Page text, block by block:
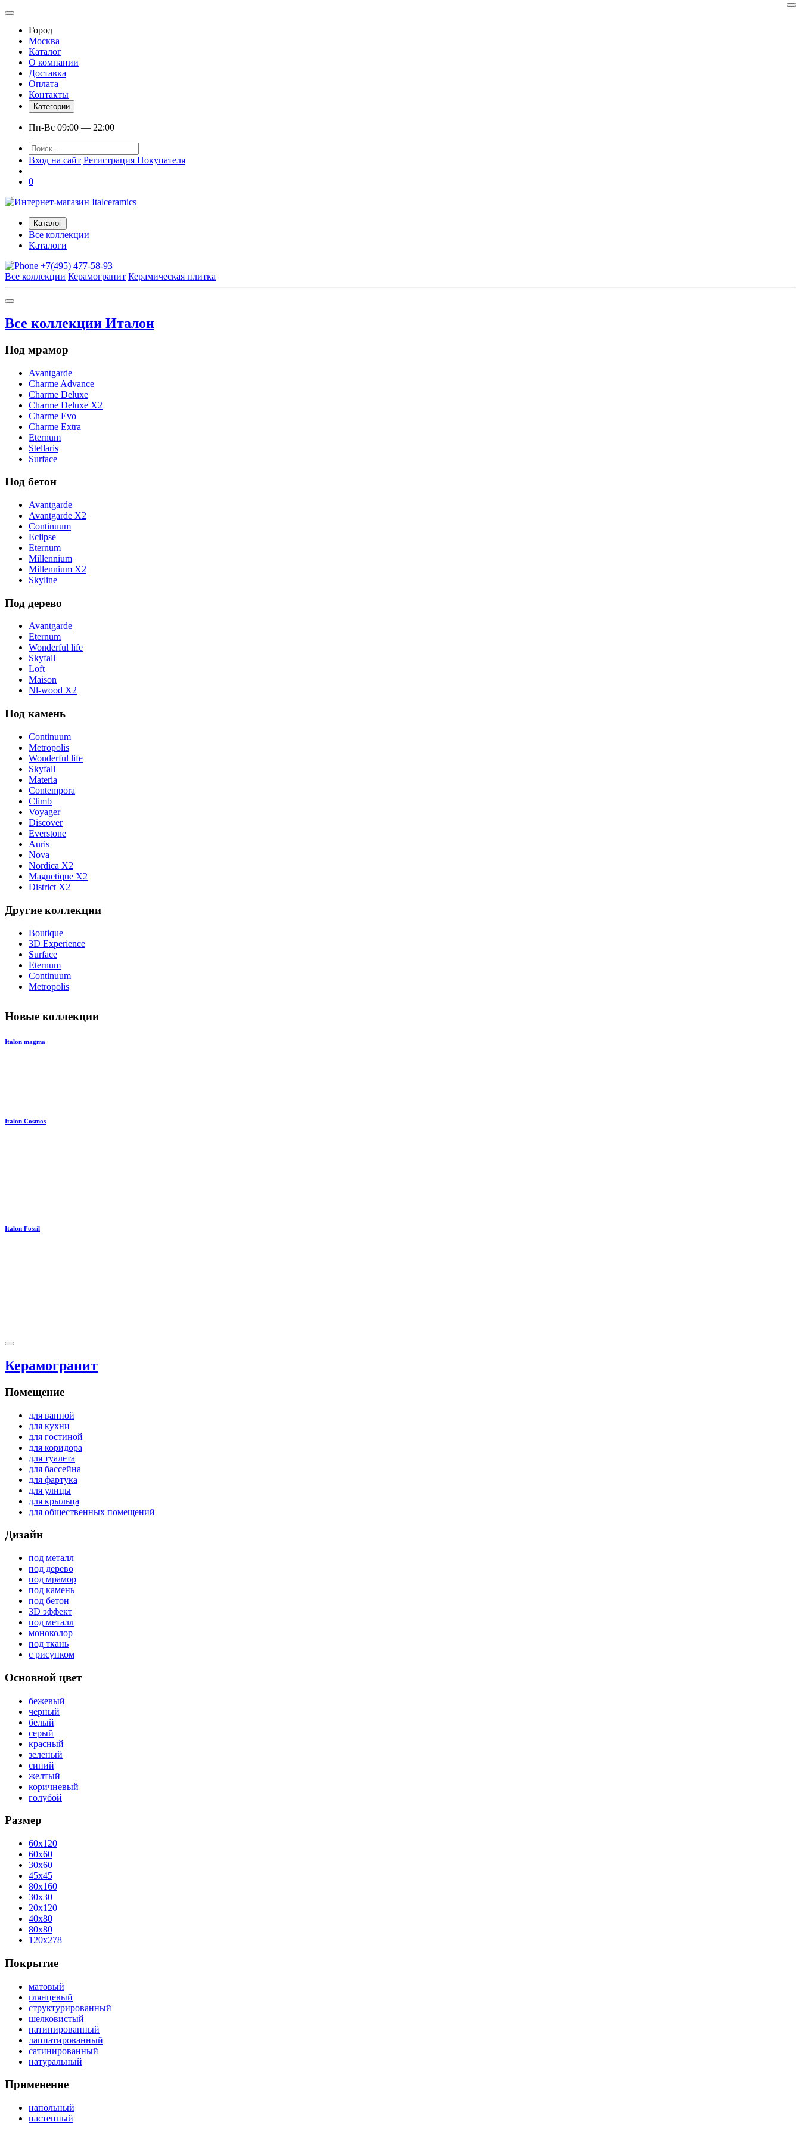
Город
Москва
Каталог
О компании
Доставка
Оплата
Контакты
Категории
Пн-Вс 09:00 — 22:00
Вход на сайт Регистрация Покупателя
0
Каталог
Все коллекции
Каталоги
+7(495) 477-58-93
Все коллекции Керамогранит Керамическая плитка
Все коллекции Италон
Под мрамор
Avantgarde
Charme Advance
Charme Deluxe
Charme Deluxe X2
Charme Evo
Charme Extra
Eternum
Stellaris
Surface
Под бетон
Avantgarde
Avantgarde X2
Continuum
Eclipse
Eternum
Millennium
Millennium X2
Skyline
Под дерево
Avantgarde
Eternum
Wonderful life
Skyfall
Loft
Maison
Nl-wood X2
Под камень
Continuum
Metropolis
Wonderful life
Skyfall
Materia
Contempora
Climb
Voyager
Discover
Everstone
Auris
Nova
Nordica X2
Magnetique X2
District X2
Другие коллекции
Boutique
3D Experience
Surface
Eternum
Continuum
Metropolis
Новые коллекции
Italon magma
Italon Cosmos
Italon Fossil
Керамогранит
Помещение
для ванной
для кухни
для гостиной
для коридора
для туалета
для бассейна
для фартука
для улицы
для крыльца
для общественных помещений
Дизайн
под металл
под дерево
под мрамор
под камень
под бетон
3D эффект
под металл
моноколор
под ткань
с рисунком
Основной цвет
бежевый
черный
белый
серый
красный
зеленый
синий
желтый
коричневый
голубой
Размер
60x120
60x60
30x60
45x45
80x160
30x30
20x120
40x80
80x80
120x278
Покрытие
матовый
глянцевый
структурированный
шелковистый
патинированный
лаппатированный
сатинированный
натуральный
Применение
напольный
настенный